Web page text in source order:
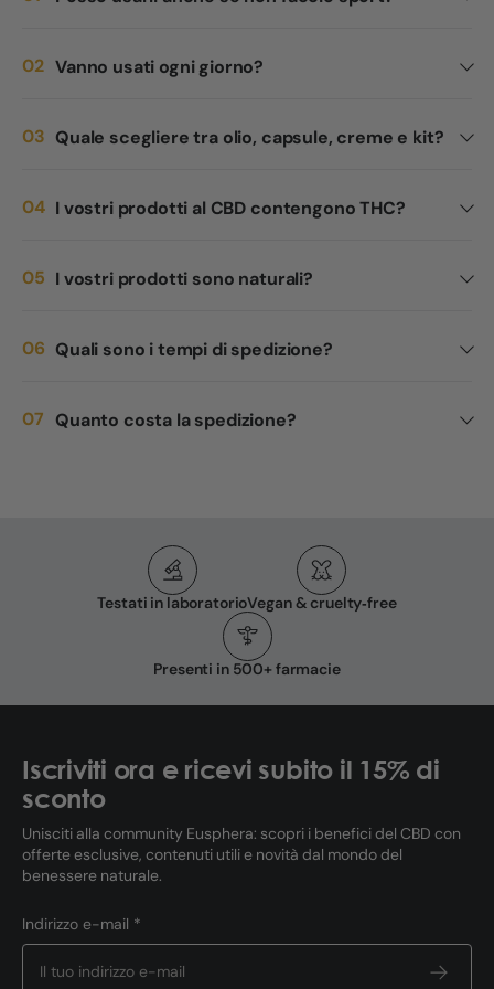
Vanno usati ogni giorno?
Quale scegliere tra olio, capsule, creme e kit?
I vostri prodotti al CBD contengono THC?
I vostri prodotti sono naturali?
Quali sono i tempi di spedizione?
Quanto costa la spedizione?
Testati in laboratorioVegan & cruelty‑free
Presenti in 500+ farmacie
Iscriviti ora e ricevi subito il 15% di
sconto
Unisciti alla community Eusphera: scopri i benefici del CBD con
offerte esclusive, contenuti utili e novità dal mondo del
benessere naturale.
Indirizzo e-mail *